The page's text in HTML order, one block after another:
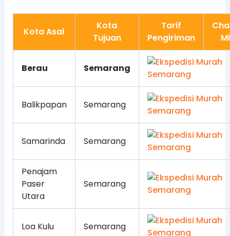
Kota Asal
Kota
Tujuan
Tarif
Pengiriman
Berau Semarang
Balikpapan Semarang
Samarinda Semarang
Penajam
Paser
Utara
Semarang
Loa Kulu Semarang